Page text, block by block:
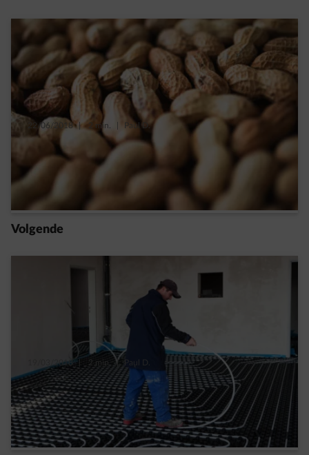
22/06/2018 | 2 min. Paul D.
Natuurlijk isoleren op basis van pinda’s,
algen en bier
Volgende
19/03/2018 2 min. | Paul D.
Moet een vloer met vloerverwarming
geïsoleerd worden?
Read more